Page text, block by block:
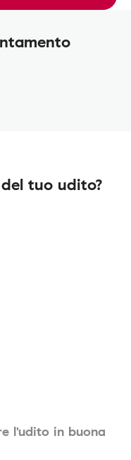
tuo udito?
l'udito in buona